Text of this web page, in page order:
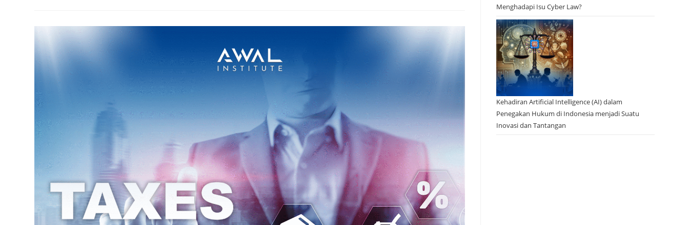
Menghadapi Isu Cyber Law?
Kehadiran Artificial Intelligence (AI) dalam
Penegakan Hukum di Indonesia menjadi Suatu
Inovasi dan Tantangan